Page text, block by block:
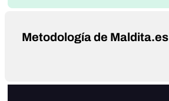
Metodología de Maldita.es